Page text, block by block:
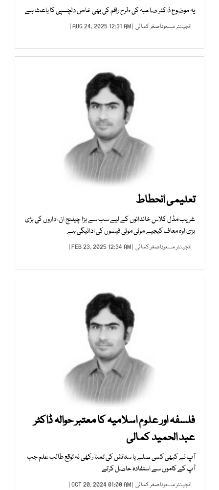
یہ موضوع ڈاکٹر صاحبہ کی طرح راقم کی بھی خاص دلچسپی کا باعث ہے
انجینئر مسعوداصغر کمالی | AUG 24, 2025 12:31 AM |
تعلیمی انحطاط
غریب مڈل کلاس خاندانوں کے لیے سب سے بڑا چیلنج ان اداروں کی بڑی
بڑی اوہ معاف کیجیے موٹی موٹی فیسوں کی ادائیگی ہے
انجینئر مسعوداصغر کمالی | FEB 23, 2025 12:34 AM |
فلسفہ اور علوم اسلامیہ کا معتبر حوالہ ڈاکٹر
عبد الحمید کمالی
آپ نے کبھی کسی صلے یا ستائش کی تمنا رکھی نہ توقع طالب علم جب
آپ کے کاموں سے استفادہ حاصل کرتے
انجینئر مسعوداصغر کمالی | OCT 20, 2024 01:00 AM |